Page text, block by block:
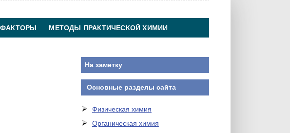
МЕТОДЫ ПРАКТИЧЕСКОЙ ХИМИИ
На заметку
Основные разделы сайта
Физическая химия
Органическая химия